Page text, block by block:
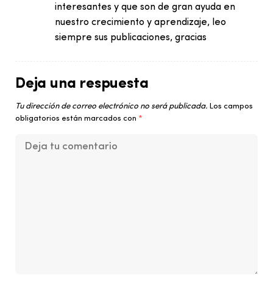
interesantes y que son de gran ayuda en
nuestro crecimiento y aprendizaje, leo
siempre sus publicaciones, gracias
Deja una respuesta
Tu dirección de correo electrónico no será publicada. Los campos
obligatorios están marcados con *